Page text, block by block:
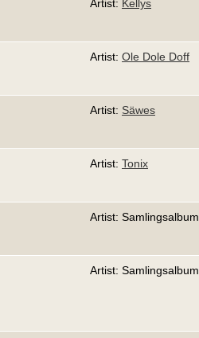
Artist: Kellys
Artist: Ole Dole Doff
Artist: Säwes
Artist: Tonix
Artist: Samlingsalbum
Artist: Samlingsalbum